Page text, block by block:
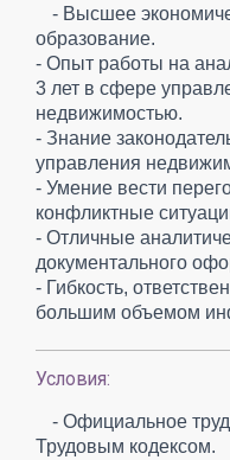
- Высшее
образование.
- Опыт работы на
3 лет в сфере
недвижимостью.
- Знание
управления
- Умение вести
конфликтные
- Отличные
документального
- Гибкость,
большим объемом
Условия:
- Официальное
Трудовым кодексом.